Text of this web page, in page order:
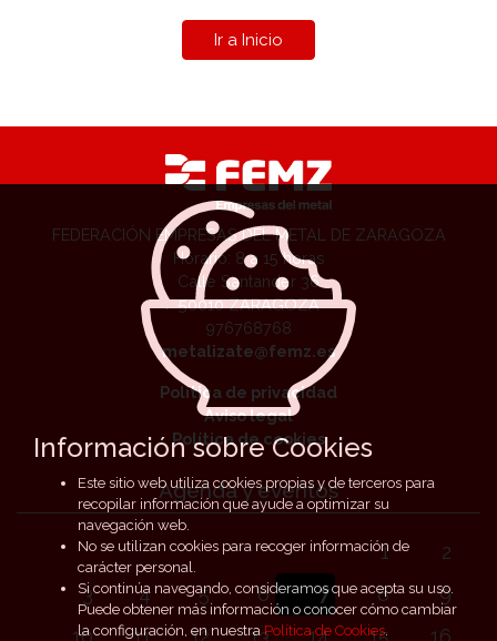
Ir a Inicio
FEDERACIÓN EMPRESAS DEL METAL DE ZARAGOZA
Horario: 8 a 15 horas
Calle Santander 36
50010 ZARAGOZA
976768768
metalizate@femz.es
Política de privacidad
Aviso legal
Política de cookies
Agenda y eventos
1
2
3
4 5 6 7 8
9
Información sobre Cookies
Este sitio web utiliza cookies propias y de terceros para
recopilar información que ayude a optimizar su
navegación web.
No se utilizan cookies para recoger información de
carácter personal.
Si continúa navegando, consideramos que acepta su uso.
Puede obtener más información o conocer cómo cambiar
la configuración, en nuestraPolítica de Cookies.